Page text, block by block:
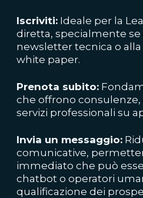
Iscriviti: Ideale per la
diretta, specialmente se
newsletter tecnica o
white paper.
Prenota subito:
che offrono
servizi professionali su
Invia un messaggio:
comunicative,
immediato che può
chatbot o operatori
qualificazione dei